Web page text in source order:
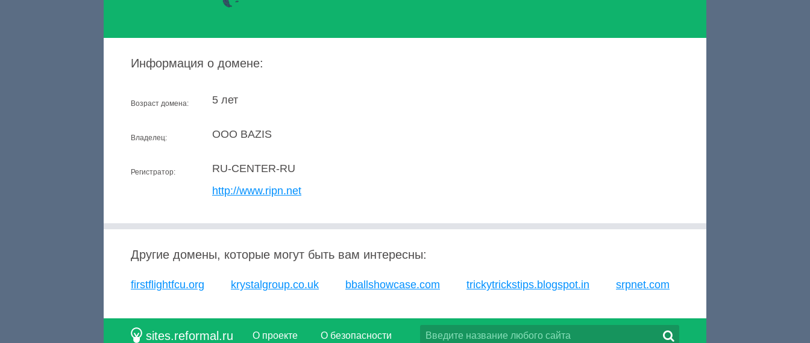
Информация о домене:
Возраст домена: 5 лет
Владелец: OOO BAZIS
Регистратор:
RU-CENTER-RU
http://www.ripn.net
Другие домены, которые могут быть вам интересны:
firstflightfcu.org krystalgroup.co.uk bballshowcase.com trickytrickstips.blogspot.in srpnet.com
sites.reformal.ru О проекте О безопасности